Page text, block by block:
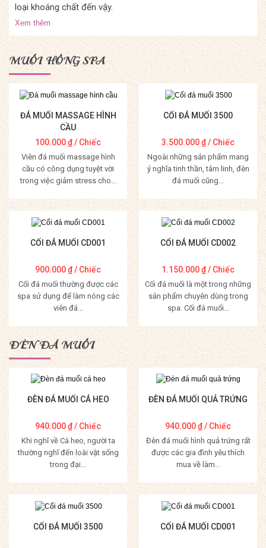
loại khoáng chất đến vậy.
Xem thêm
MUỐI HỒNG SPA
ĐÁ MUỐI MASSAGE HÌNH
CẦU
100.000₫/ Chiếc
Viên đá muối massage hình
cầu có công dụng tuyệt vời
trong việc giảm stress cho...
Mua Hàng
CỐI ĐÁ MUỐI 3500
3.500.000₫/ Chiếc
Ngoài những sản phẩm mang
ý nghĩa tinh thần, tâm linh, đèn
đá muối cũng...
Mua Hàng
CỐI ĐÁ MUỐI CD001
900.000₫/ Chiếc
Cối đá muối thường được các
spa sử dụng để làm nóng các
viên đá...
Mua Hàng
CỐI ĐÁ MUỐI CD002
1.150.000₫/ Chiếc
Cối đá muối là một trong những
sản phẩm chuyên dùng trong
spa. Cối đá muối...
Mua Hàng
ĐÈN ĐÁ MUỐI
ĐÈN ĐÁ MUỐI CÁ HEO
940.000₫/ Chiếc
Khi nghĩ về Cá heo, người ta
thường nghĩ đến loài vật sống
trong đại...
Mua Hàng
ĐÈN ĐÁ MUỐI QUẢ TRỨNG
940.000₫/ Chiếc
Đèn đá muối hình quả trứng rất
được các gia đình yêu thích
mua về làm...
Mua Hàng
CỐI ĐÁ MUỐI 3500 CỐI ĐÁ MUỐI CD001